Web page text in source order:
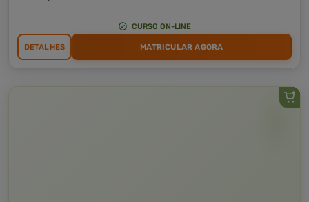
CURSO ON-LINE
DETALHES MATRICULAR AGORA